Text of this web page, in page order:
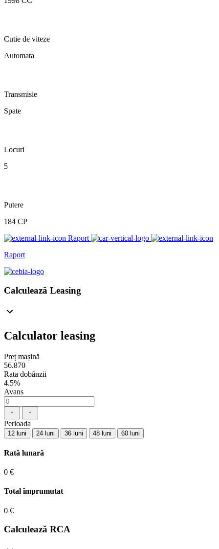
Cutie de viteze
Automata
Transmisie
Spate
Locuri
5
Putere
184 CP
Raport
Raport
Calculează Leasing
Calculator leasing
Preț mașină
56.870
Rata dobânzii
4.5%
Avans
Perioada
12 luni 24 luni 36 luni 48 luni 60 luni
Rată lunară
0 €
Total împrumutat
0 €
Calculează RCA